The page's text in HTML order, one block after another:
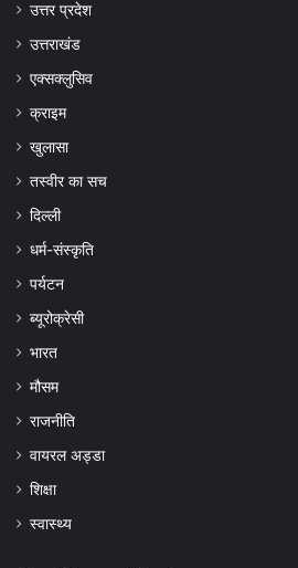
उत्तर प्रदेश
उत्तराखंड
एक्सक्लुसिव
क्राइम
खुलासा
तस्वीर का सच
दिल्ली
धर्म-संस्कृति
पर्यटन
ब्यूरोक्रेसी
भारत
मौसम
राजनीति
वायरल अड्डा
शिक्षा
स्वास्थ्य